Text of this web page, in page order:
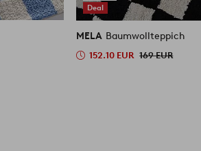
Deal
MELA Baumwollteppich
152.10 EUR 169 EUR